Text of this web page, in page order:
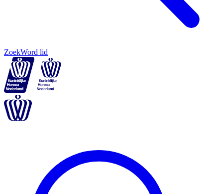
ZoekWord lid